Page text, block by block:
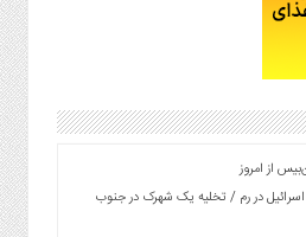
اسرائیل در رم / تخلیه یک شهرک در جنوب